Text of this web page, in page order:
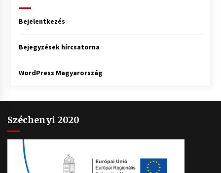
Bejelentkezés
Bejegyzések hírcsatorna
WordPress Magyarország
Széchenyi 2020